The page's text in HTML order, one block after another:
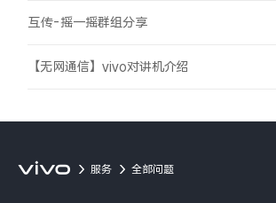
互传-摇一摇群组分享
【无网通信】vivo对讲机介绍
服务 全部问题